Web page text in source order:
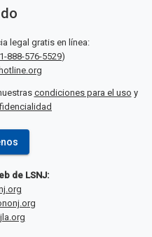
legal gratis en línea:
1-888-576-5529)
condiciones para el uso y
de LSNJ: